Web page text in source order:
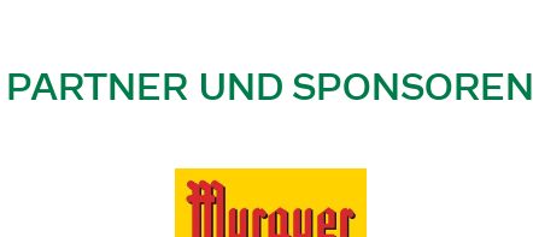
PARTNER UND SPONSOREN